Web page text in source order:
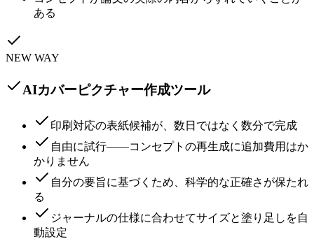
ある
NEW WAY
AIカバーピクチャー作成ツール
印刷対応の表紙候補が、数日ではなく数分で完成
自由に試行——コンセプトの再生成に追加費用はか
かりません
自分の要旨に基づくため、科学的な正確さが保たれ
る
ジャーナルの仕様に合わせてサイズと塗り足しを自
動設定